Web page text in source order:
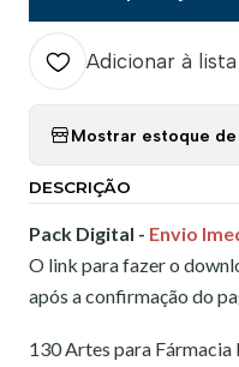
Adicionar à
Mostrar estoque
DESCRIÇÃO
Pack Digital - Envio
O link para fazer o
após a confirmação do
130 Artes para